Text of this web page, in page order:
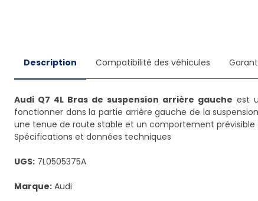
Description Compatibilité des véhicules
Audi Q7 4L Bras de suspension arrière gauche est
fonctionner dans la partie arrière gauche de la
une tenue de route stable et un comportement prévisible
Spécifications et données techniques
UGS: 7L0505375A
Marque: Audi